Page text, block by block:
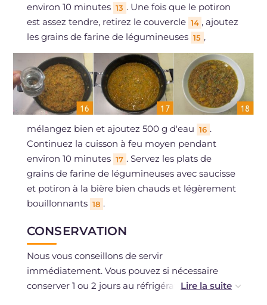
environ 10 minutes 13 . Une fois que le potiron
est assez tendre, retirez le couvercle 14 , ajoutez
les grains de farine de légumineuses 15 ,
mélangez bien et ajoutez 500 g d'eau 16 .
Continuez la cuisson à feu moyen pendant
environ 10 minutes 17 . Servez les plats de
grains de farine de légumineuses avec saucisse
et potiron à la bière bien chauds et légèrement
bouillonnants 18 .
CONSERVATION
Nous vous conseillons de servir
immédiatement. Vous pouvez si nécessaire
conserver 1 ou 2 jours au réfrigérateur dans un